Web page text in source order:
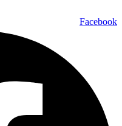
Facebook